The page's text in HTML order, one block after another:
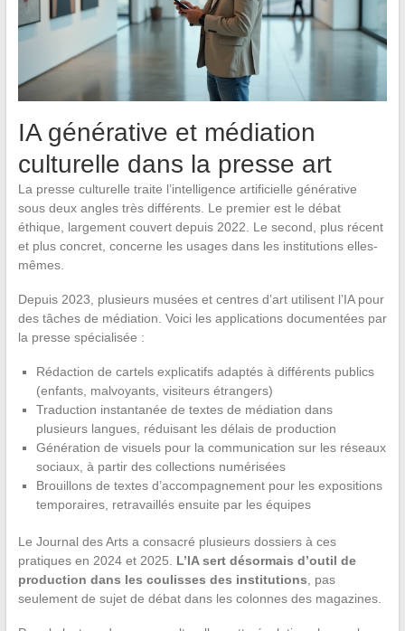
IA générative et médiation
culturelle dans la presse art
La presse culturelle traite l’intelligence artificielle générative
sous deux angles très différents. Le premier est le débat
éthique, largement couvert depuis 2022. Le second, plus récent
et plus concret, concerne les usages dans les institutions elles-
mêmes.
Depuis 2023, plusieurs musées et centres d’art utilisent l’IA pour
des tâches de médiation. Voici les applications documentées par
la presse spécialisée :
Rédaction de cartels explicatifs adaptés à différents publics
(enfants, malvoyants, visiteurs étrangers)
Traduction instantanée de textes de médiation dans
plusieurs langues, réduisant les délais de production
Génération de visuels pour la communication sur les réseaux
sociaux, à partir des collections numérisées
Brouillons de textes d’accompagnement pour les expositions
temporaires, retravaillés ensuite par les équipes
Le Journal des Arts a consacré plusieurs dossiers à ces
pratiques en 2024 et 2025. L’IA sert désormais d’outil de
production dans les coulisses des institutions , pas
seulement de sujet de débat dans les colonnes des magazines.